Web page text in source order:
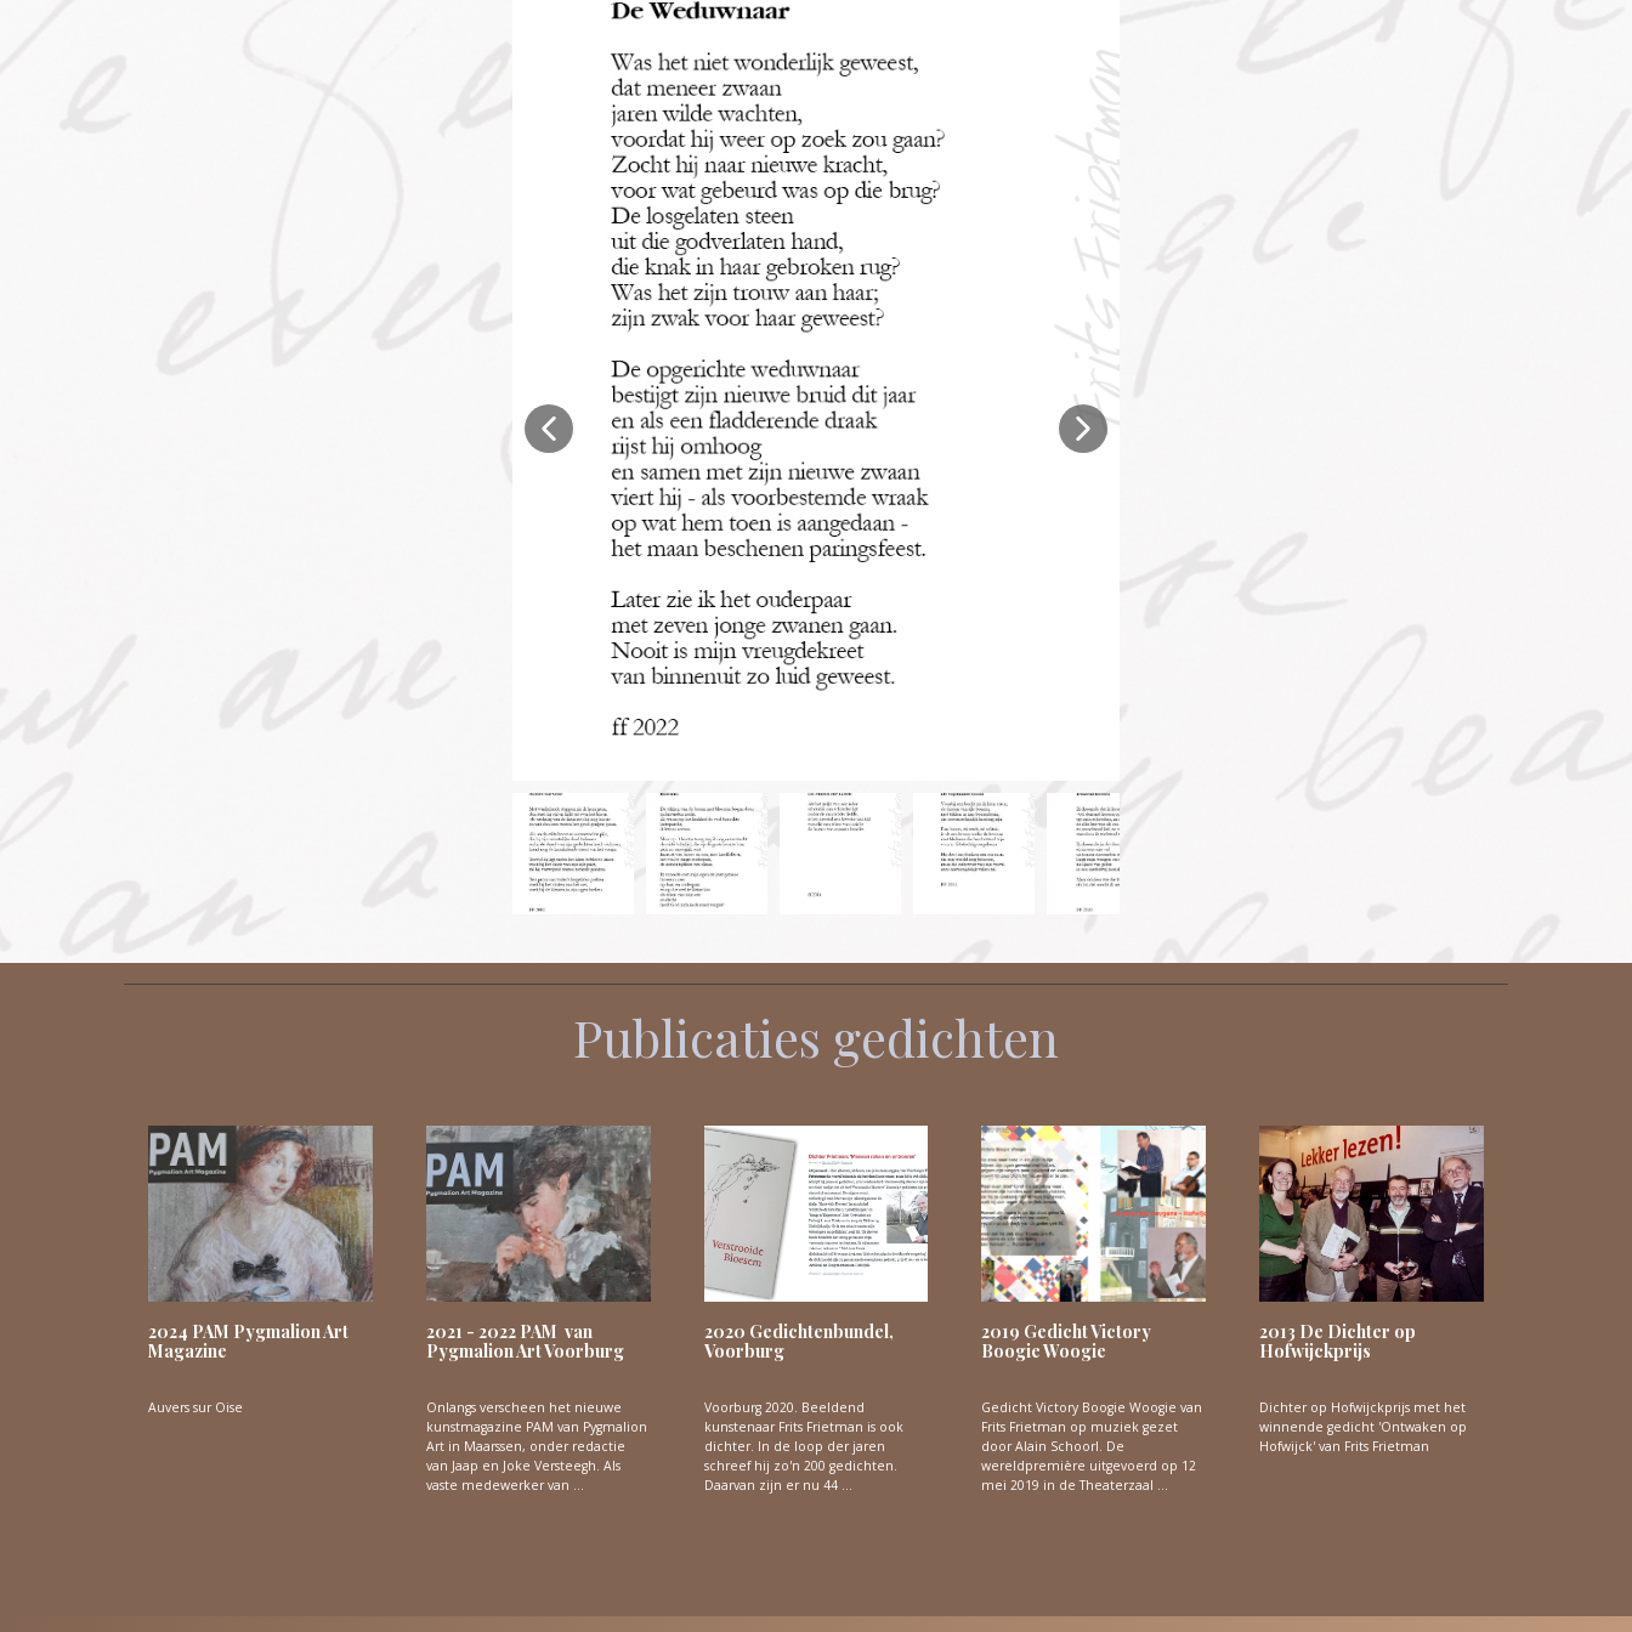
Publicaties gedichten
2024 PAM Pygmalion Art
Magazine
Auvers sur Oise
2021 - 2022 PAM van
Pygmalion Art Voorburg
Onlangs verscheen het nieuwe
kunstmagazine PAM van Pygmalion
Art in Maarssen, onder redactie
van Jaap en Joke Versteegh. Als
vaste medewerker van …
2020 Gedichtenbundel,
Voorburg
Voorburg 2020. Beeldend
kunstenaar Frits Frietman is ook
dichter. In de loop der jaren
schreef hij zo'n 200 gedichten.
Daarvan zijn er nu 44 …
2019 Gedicht Victory
Boogie Woogie
Gedicht Victory Boogie Woogie van
Frits Frietman op muziek gezet
door Alain Schoorl. De
wereldpremière uitgevoerd op 12
mei 2019 in de Theaterzaal …
2013 De Dichter op
Hofwijckprijs
Dichter op Hofwijckprijs met het
winnende gedicht 'Ontwaken op
Hofwijck' van Frits Frietman